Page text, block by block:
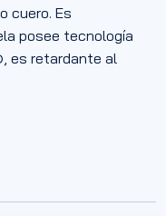
cuero. Es
posee tecnología
es retardante al